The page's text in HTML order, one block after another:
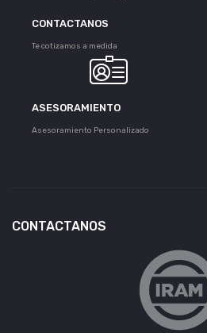
CONTACTANOS
Te cotizamos a medida
ASESORAMIENTO
Asesoramiento Personalizado
CONTACTANOS